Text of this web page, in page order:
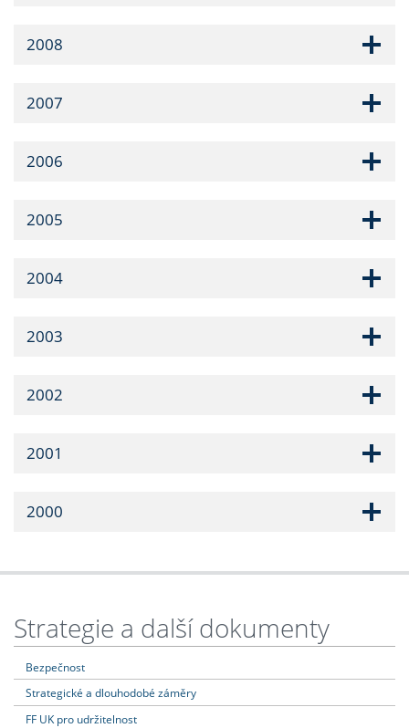
2008
2007
2006
2005
2004
2003
2002
2001
2000
Strategie a další dokumenty
Bezpečnost
Strategické a dlouhodobé záměry
FF UK pro udržitelnost